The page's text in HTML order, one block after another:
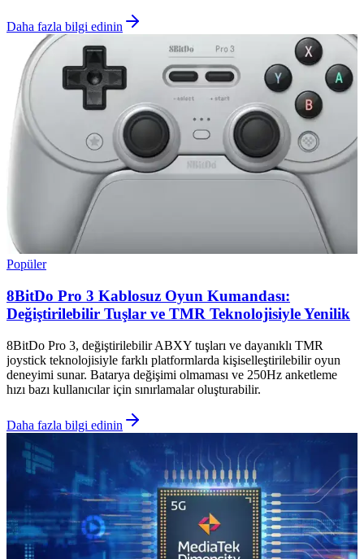
Daha fazla bilgi edinin
Popüler
8BitDo Pro 3 Kablosuz Oyun Kumandası:
Değiştirilebilir Tuşlar ve TMR Teknolojisiyle Yenilik
8BitDo Pro 3, değiştirilebilir ABXY tuşları ve dayanıklı TMR
joystick teknolojisiyle farklı platformlarda kişiselleştirilebilir oyun
deneyimi sunar. Batarya değişimi olmaması ve 250Hz anketleme
hızı bazı kullanıcılar için sınırlamalar oluşturabilir.
Daha fazla bilgi edinin